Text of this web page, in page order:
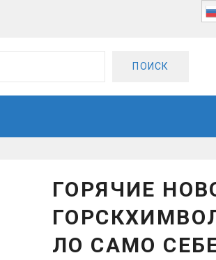
ПОИСК
ГОРЯЧИЕ
ЛО САМО